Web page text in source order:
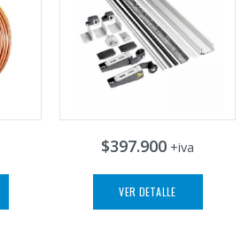
$397.900 +iva
VER DETALLE